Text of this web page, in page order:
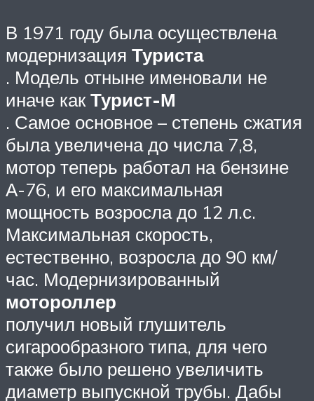
В 1971 году была осуществлена
модернизация Туриста
. Модель отныне именовали не
иначе как Турист-М
. Самое основное – степень сжатия
была увеличена до числа 7,8,
мотор теперь работал на бензине
А-76, и его максимальная
мощность возросла до 12 л.с.
Максимальная скорость,
естественно, возросла до 90 км/
час. Модернизированный
мотороллер
получил новый глушитель
сигарообразного типа, для чего
также было решено увеличить
диаметр выпускной трубы. Дабы